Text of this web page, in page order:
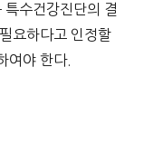
수건강진단의 결
요하다고 인정할
여야 한다.